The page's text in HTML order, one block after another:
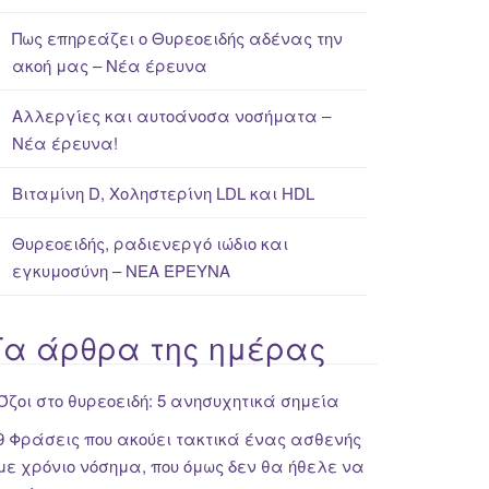
Πως επηρεάζει ο Θυρεοειδής αδένας την
ακοή μας – Νέα έρευνα
Αλλεργίες και αυτοάνοσα νοσήματα –
Νέα έρευνα!
Βιταμίνη D, Χοληστερίνη LDL και HDL
Θυρεοειδής, ραδιενεργό ιώδιο και
εγκυμοσύνη – ΝΕΑ ΈΡΕΥΝΑ
άρθρα της ημέρας
στο θυρεοειδή: 5 ανησυχητικά σημεία
Φράσεις που ακούει τακτικά ένας ασθενής
χρόνιο νόσημα, που όμως δεν θα ήθελε να